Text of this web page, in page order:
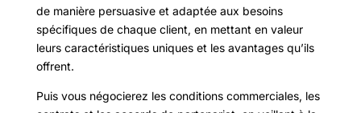
de manière persuasive et adaptée aux besoins
spécifiques de chaque client, en mettant en valeur
leurs caractéristiques uniques et les avantages qu’ils
offrent.
Puis vous négocierez les conditions commerciales, les